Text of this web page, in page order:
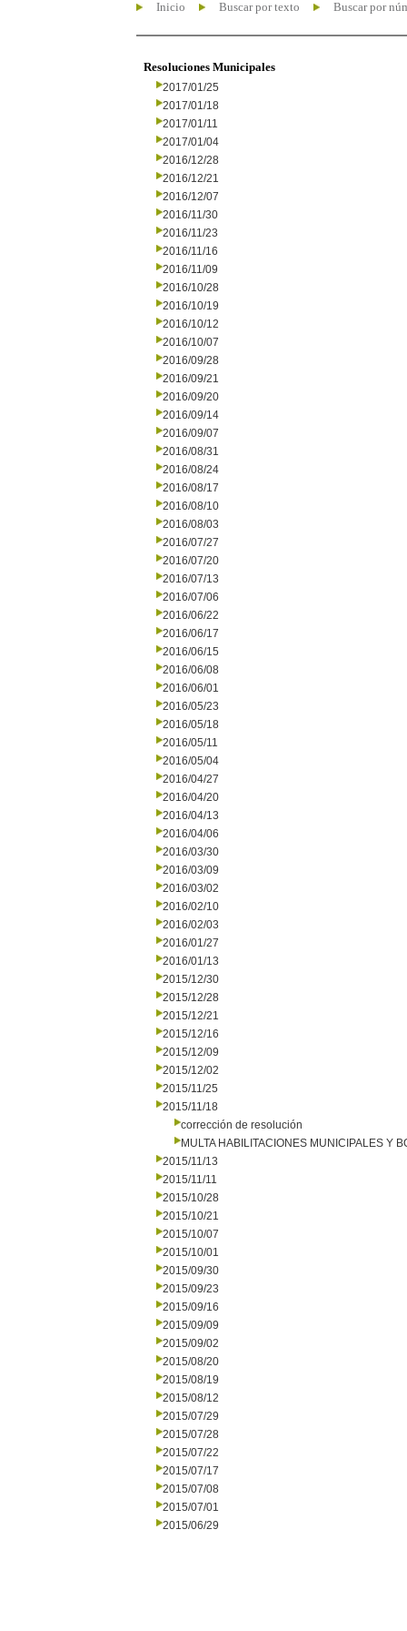
Inicio Buscar por texto Buscar por
Resoluciones Municipales
2017/01/25
2017/01/18
2017/01/11
2017/01/04
2016/12/28
2016/12/21
2016/12/07
2016/11/30
2016/11/23
2016/11/16
2016/11/09
2016/10/28
2016/10/19
2016/10/12
2016/10/07
2016/09/28
2016/09/21
2016/09/20
2016/09/14
2016/09/07
2016/08/31
2016/08/24
2016/08/17
2016/08/10
2016/08/03
2016/07/27
2016/07/20
2016/07/13
2016/07/06
2016/06/22
2016/06/17
2016/06/15
2016/06/08
2016/06/01
2016/05/23
2016/05/18
2016/05/11
2016/05/04
2016/04/27
2016/04/20
2016/04/13
2016/04/06
2016/03/30
2016/03/09
2016/03/02
2016/02/10
2016/02/03
2016/01/27
2016/01/13
2015/12/30
2015/12/28
2015/12/21
2015/12/16
2015/12/09
2015/12/02
2015/11/25
2015/11/18
corrección de resolución
MULTA HABILITACIONES MUNICIPALES Y
2015/11/13
2015/11/11
2015/10/28
2015/10/21
2015/10/07
2015/10/01
2015/09/30
2015/09/23
2015/09/16
2015/09/09
2015/09/02
2015/08/20
2015/08/19
2015/08/12
2015/07/29
2015/07/28
2015/07/22
2015/07/17
2015/07/08
2015/07/01
2015/06/29